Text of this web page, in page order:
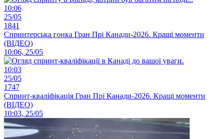
10:06
25/05
1841
Спринтерська гонка Гран Прі Канади-2026. Кращі моменти
(ВІДЕО)
10:06, 25/05
10:03
25/05
1747
Спринт-кваліфікація Гран Прі Канади-2026. Кращі моменти
(ВІДЕО)
10:03, 25/05